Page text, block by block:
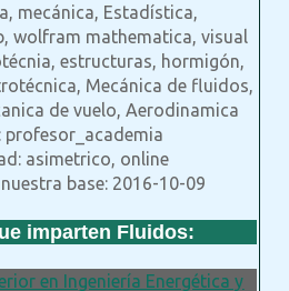
mecánica, Estadística,
wolfram mathematica, visual
estructuras, hormigón,
Mecánica de fluidos,
de vuelo, Aerodinamica
profesor_academia
asimetrico, online
base: 2016-10-09
imparten Fluidos:
en Ingeniería Energética y